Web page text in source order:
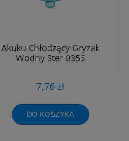
Akuku Chłodzący Gryzak
Wodny Ster 0356
7,76 zł
DO KOSZYKA